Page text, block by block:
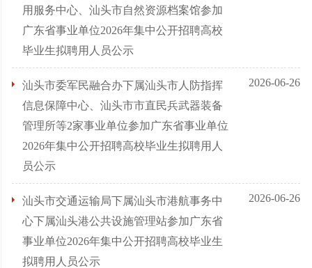
用服务中心、汕头市自然资源档案馆参加
广东省事业单位2026年集中公开招聘高校
毕业生拟聘用人员公示
汕头市委军民融合办下属汕头市人防指挥
信息保障中心、汕头市市直民兵武器装备
管理所等2家事业单位参加广东省事业单位
2026年集中公开招聘高校毕业生拟聘用人
员公示
2026-06-26
汕头市交通运输局下属汕头市港航事务中
心下属汕头港公共设施管理站参加广东省
事业单位2026年集中公开招聘高校毕业生
拟聘用人员公示
2026-06-26